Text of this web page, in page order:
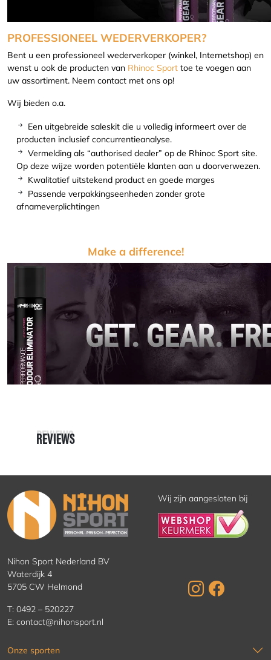
PROFESSIONEEL WEDERVERKOPER?
Bent u een professioneel wederverkoper (winkel, Internetshop) en
wenst u ook de producten van Rhinoc Sport toe te voegen aan
uw assortiment. Neem contact met ons op!
Wij bieden o.a.
Een uitgebreide saleskit die u volledig informeert over de
producten inclusief concurrentieanalyse.
Vermelding als “authorised dealer” op de Rhinoc Sport site.
Op deze wijze worden potentiële klanten aan u doorverwezen.
Kwalitatief uitstekend product en goede marges
Passende verpakkingseenheden zonder grote
afnameverplichtingen
Make a difference!
REVIEWS
REVIEWS
Wij zijn aangesloten bij
Nihon Sport Nederland BV
Waterdijk 4
5705 CW Helmond
T: 0492 – 520227
E: contact@nihonsport.nl
Onze sporten